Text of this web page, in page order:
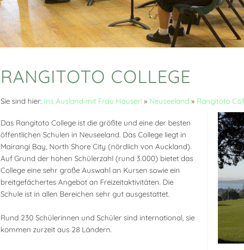
RANGITOTO COLLEGE
Sie sind hier: Ins Ausland mit Frau Hauser! » Neuseeland » Rangitoto
Das Rangitoto College ist die größte und eine der besten
öffentlichen Schulen in Neuseeland. Das College liegt in
Mairangi Bay, North Shore City (nördlich von Auckland).
Auf Grund der hohen Schülerzahl (rund 3.000) bietet das
College eine sehr große Auswahl an Kursen sowie ein
breitgefächertes Angebot an Freizeitaktivitäten. Die
Schule ist in allen Bereichen sehr gut ausgestattet.
Rund 230 Schülerinnen und Schüler sind international, sie
kommen zurzeit aus 28 Ländern.